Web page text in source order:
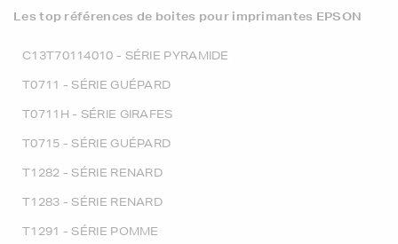
Les top références de boites pour imprimantes EPSON
C13T70114010 - SÉRIE PYRAMIDE
T0711 - SÉRIE GUÉPARD
T0711H - SÉRIE GIRAFES
T0715 - SÉRIE GUÉPARD
T1282 - SÉRIE RENARD
T1283 - SÉRIE RENARD
T1291 - SÉRIE POMME